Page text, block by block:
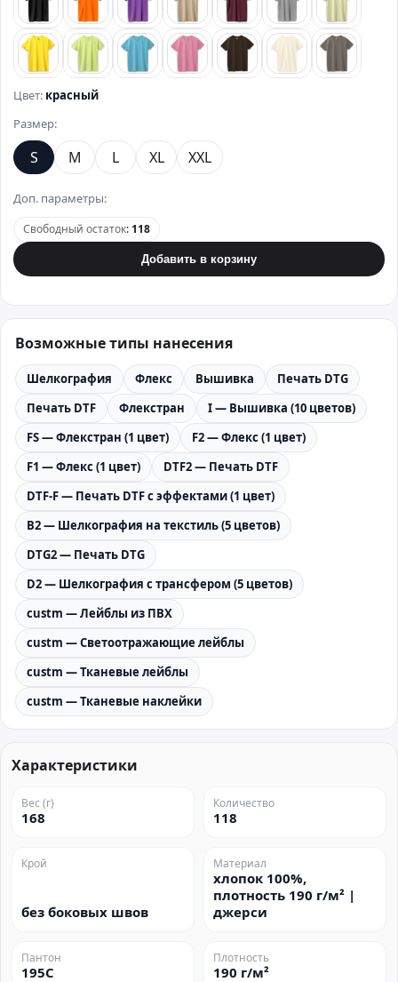
черный оранжевыйфиолетовыйпесочныйбордовыйсерый лайм
лимонныйзеленыйбирюзовый
розовый коричневыйбежевый
Цвет: красный
Размер:
S M L XL XXL
Доп. параметры:
Свободный остаток: 118
Добавить в корзину
Возможные типы нанесения
Шелкография Флекс Вышивка
Печать DTG
Печать DTF
Флекстран
I — Вышивка (10 цветов)
FS — Флекстран (1 цвет)
F2 — Флекс (1 цвет)
F1 — Флекс (1 цвет)
DTF2 — Печать DTF
DTF-F — Печать DTF с эффектами (1 цвет)
B2 — Шелкография на текстиль (5 цветов)
DTG2 — Печать DTG
D2 — Шелкография с трансфером (5 цветов)
custm — Лейблы из ПВХ
custm — Светоотражающие лейблы
custm — Тканевые лейблы
custm — Тканевые наклейки
Характеристики
Вес (г)
168
Количество
118
Крой
без боковых швов
Материал
хлопок 100%,
плотность 190 г/м² |
джерси
Пантон
195C
Плотность
190 г/м²